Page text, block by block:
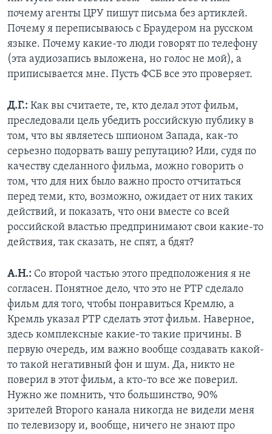
почему агенты ЦРУ пишут письма без артиклей.
Почему я переписываюсь с Браудером на русском
языке. Почему какие-то люди говорят по телефону
(эта аудиозапись выложена, но голос не мой), а
приписывается мне. Пусть ФСБ все это проверяет.
Д.Г.: Как вы считаете, те, кто делал этот фильм,
преследовали цель убедить российскую публику в
том, что вы являетесь шпионом Запада, как-то
серьезно подорвать вашу репутацию? Или, судя по
качеству сделанного фильма, можно говорить о
том, что для них было важно просто отчитаться
перед теми, кто, возможно, ожидает от них таких
действий, и показать, что они вместе со всей
российской властью предпринимают свои какие-то
действия, так сказать, не спят, а бдят?
А.Н.: Со второй частью этого предположения я не
согласен. Понятное дело, что это не РТР сделало
фильм для того, чтобы понравиться Кремлю, а
Кремль указал РТР сделать этот фильм. Наверное,
здесь комплексные какие-то такие причины. В
первую очередь, им важно вообще создавать какой-
то такой негативный фон и шум. Да, никто не
поверил в этот фильм, а кто-то все же поверил.
Нужно же помнить, что большинство, 90%
зрителей Второго канала никогда не видели меня
по телевизору и, вообще, ничего не знают про